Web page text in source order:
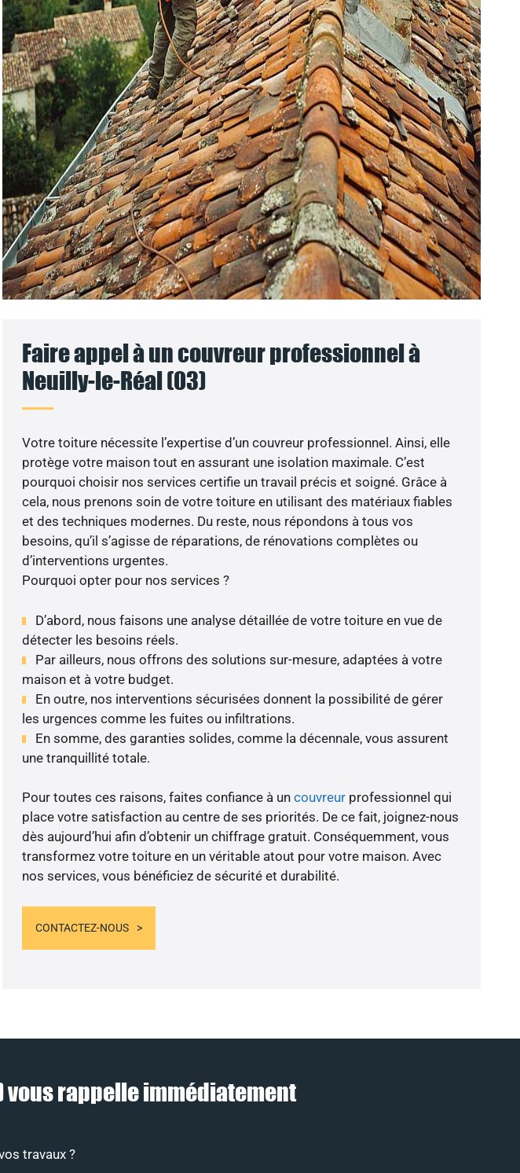
Faire appel à un couvreur professionnel à
Neuilly-le-Réal (03)
Votre toiture nécessite l’expertise d’un couvreur professionnel. Ainsi, elle
protège votre maison tout en assurant une isolation maximale. C’est
pourquoi choisir nos services certifie un travail précis et soigné. Grâce à
cela, nous prenons soin de votre toiture en utilisant des matériaux fiables
et des techniques modernes. Du reste, nous répondons à tous vos
besoins, qu’il s’agisse de réparations, de rénovations complètes ou
d’interventions urgentes.
Pourquoi opter pour nos services ?
D’abord, nous faisons une analyse détaillée de votre toiture en vue de
détecter les besoins réels.
Par ailleurs, nous offrons des solutions sur-mesure, adaptées à votre
maison et à votre budget.
En outre, nos interventions sécurisées donnent la possibilité de gérer
les urgences comme les fuites ou infiltrations.
En somme, des garanties solides, comme la décennale, vous assurent
une tranquillité totale.
Pour toutes ces raisons, faites confiance à un couvreurprofessionnel qui
place votre satisfaction au centre de ses priorités. De ce fait, joignez-nous
dès aujourd’hui afin d’obtenir un chiffrage gratuit. Conséquemment, vous
transformez votre toiture en un véritable atout pour votre maison. Avec
nos services, vous bénéficiez de sécurité et durabilité.
CONTACTEZ-NOUS
vous rappelle immédiatement
travaux ?